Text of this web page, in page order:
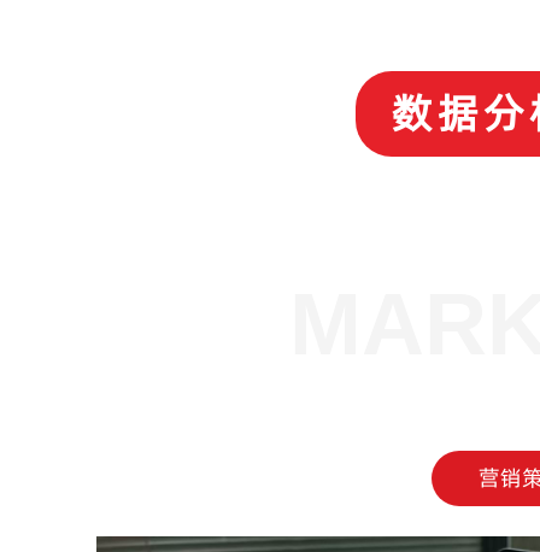
数据
营销